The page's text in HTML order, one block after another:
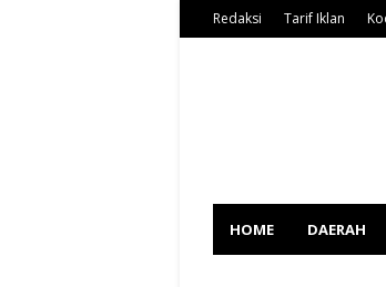
Redaksi Tarif Iklan
HOME DAERAH